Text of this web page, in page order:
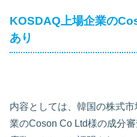
KOSDAQ上場企業の
あり
内容としては、韓国の株式
業のCoson Co Ltd様の成分